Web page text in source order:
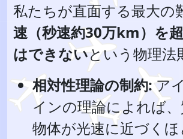
私たちが直面する最大の
速（秒速約30万km）を
はできないという物理法
相対性理論の制約: ア
インの理論によれば
物体が光速に近づく